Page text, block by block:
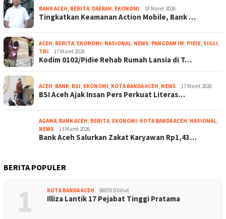
BANK ACEH, BERITA, DAERAH, EKONOMI 18 Maret 2026
Tingkatkan Keamanan Action Mobile, Bank …
ACEH, BERITA, EKONOMI, NASIONAL, NEWS, PANGDAM IM, PIDIE, SIGLI,
TNI
17 Maret 2026
Kodim 0102/Pidie Rehab Rumah Lansia di T…
ACEH, BANK, BSI, EKONOMI, KOTA BANDA ACEH, NEWS 17 Maret 2026
BSI Aceh Ajak Insan Pers Perkuat Literas…
AGAMA, BANK ACEH, BERITA, EKONOMI, KOTA BANDA ACEH, NASIONAL,
NEWS
13 Maret 2026
Bank Aceh Salurkan Zakat Karyawan Rp1,43…
BERITA POPULER
1 KOTA BANDA ACEH 68855 Dilihat
Illiza Lantik 17 Pejabat Tinggi Pratama